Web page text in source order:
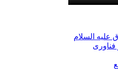
علیه السلام